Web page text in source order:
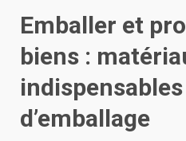
Emballer et
biens :
d’emballage